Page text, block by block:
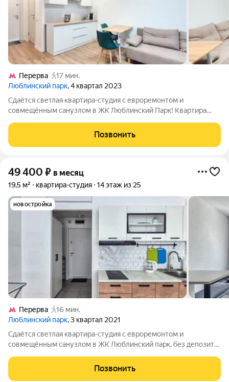
Перерва
17 мин.
Люблинский парк, 4 квартал 2023
Cдаётся светлая квартира-студия с евроремонтом и
совмещённым санузлом в ЖК Люблинский Парк! Квартира
выходят на улицу, на восток. В
Позвонить
49 400 ₽ в месяц
19,5 м² квартира-студия 14 этаж из 25
новостройка
Перерва
16 мин.
Люблинский парк, 3 квартал 2021
Сдаётся светлая квартира-студия с евроремонтом и
совмещённым санузлом в ЖК Люблинский парк, без депозита!
человеку или паре с ребенком. Выделенные зоны отдыха и
кухни, совмещённый санузел. Полы
Позвонить